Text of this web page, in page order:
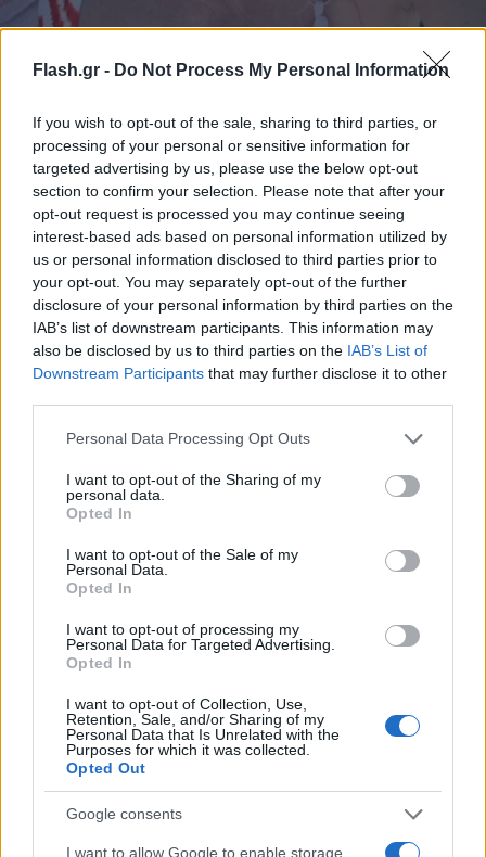
Flash.gr - Do Not Process My Personal Information
If you wish to opt-out of the sale, sharing to third parties, or
processing of your personal or sensitive information for
targeted advertising by us, please use the below opt-out
section to confirm your selection. Please note that after your
opt-out request is processed you may continue seeing
interest-based ads based on personal information utilized by
us or personal information disclosed to third parties prior to
your opt-out. You may separately opt-out of the further
disclosure of your personal information by third parties on the
IAB’s list of downstream participants. This information may
also be disclosed by us to third parties on the IAB’s List of
Downstream Participants that may further disclose it to other
Please note that this website/app uses one or more Google
not limited to your visit or usage behaviour. You may click to
grant or deny consent to Google and its third-party tags to
use your data for below specified purposes in below Google
consent section.
Personal Data Processing Opt Outs
I want to opt-out of the Sharing of my
personal data.
Opted In
I want to opt-out of the Sale of my
Personal Data.
Opted In
I want to opt-out of processing my
Personal Data for Targeted Advertising.
Opted In
I want to opt-out of Collection, Use,
Retention, Sale, and/or Sharing of my
Personal Data that Is Unrelated with the
Purposes for which it was collected.
Opted Out
Google consents
I want to allow Google to enable storage
φωτογραφία Instagram
Μεγάλη ευγνωμοσύνη
Η Κωνσταντινίδη είχε αποκαλύψει πως έμεινε
έγκυος με δωρητή σπέρματος και ήθελε να
ευχαριστήσει αυτόν τον άγνωστο άνδρα για το
δώρο που της έκανε: «Ο ρόλος του μπαμπά είναι
της μεγαλύτερης αγκαλιάς, της μεγαλύτερης
αρχής είχα τόση συγκίνηση γι’ αυτόν τον άνθρωπο,
που έγινε δωρητής σπέρματος, που δεν τον ξέρω,
γιατί χάρη σε αυτόν υλοποιείται αυτό που ήθελα
τόσο πολύ. Έκανα πολλή δουλειά στο να βγάλω όλα